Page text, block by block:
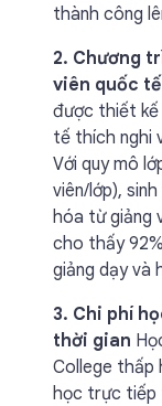
thành công
2. Chương
viên quốc tế
được thiết kế
tế thích nghi
Với quy mô
viên/lớp),
hóa từ giảng
cho thấy
giảng dạy và
3. Chi phí
thời gian
College thấp
học trực tiếp